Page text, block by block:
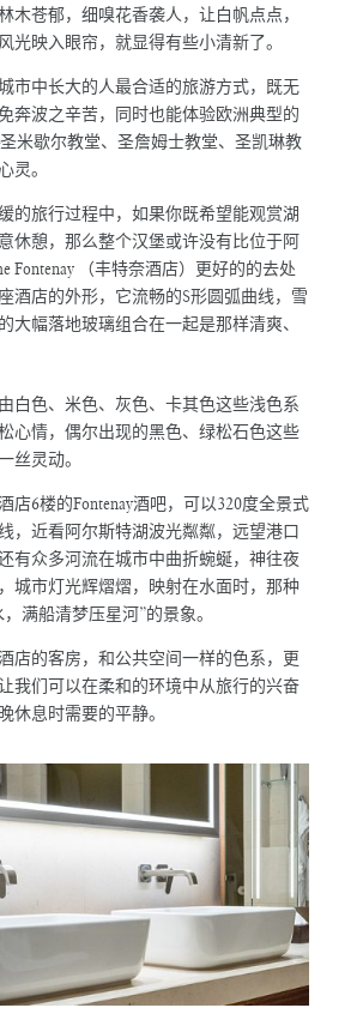
木苍郁，细嗅花香袭人，让白帆点点，
光映入眼帘，就显得有些小清新了。
市中长大的人最合适的旅游方式，既无
奔波之辛苦，同时也能体验欧洲典型的
米歇尔教堂、圣詹姆士教堂、圣凯琳教
灵。
的旅行过程中，如果你既希望能观赏湖
休憩，那么整个汉堡或许没有比位于阿
Fontenay （丰特奈酒店）更好的的去处
酒店的外形，它流畅的S形圆弧曲线，雪
大幅落地玻璃组合在一起是那样清爽、
白色、米色、灰色、卡其色这些浅色系
心情，偶尔出现的黑色、绿松石色这些
丝灵动。
店6楼的Fontenay酒吧，可以320度全景式
，近看阿尔斯特湖波光粼粼，远望港口
有众多河流在城市中曲折蜿蜒，神往夜
城市灯光辉熠熠，映射在水面时，那种
满船清梦压星河”的景象。
店的客房，和公共空间一样的色系，更
我们可以在柔和的环境中从旅行的兴奋
休息时需要的平静。